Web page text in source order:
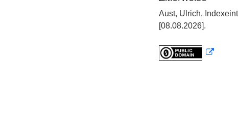
Aust, Ulrich,
[08.08.2026].